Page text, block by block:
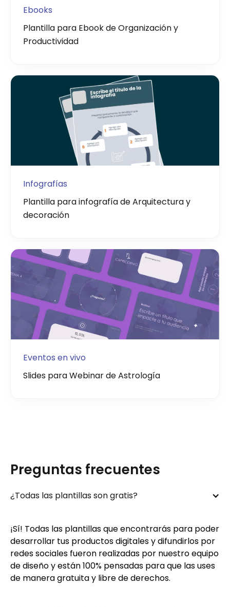
Ebooks
Plantilla para Ebook de Organización y
Productividad
Infografías
Plantilla para infografía de Arquitectura y
decoración
Eventos en vivo
Slides para Webinar de Astrología
Preguntas frecuentes
¿Todas las plantillas son gratis?
¡Sí! Todas las plantillas que encontrarás para poder
desarrollar tus productos digitales y difundirlos por
redes sociales fueron realizadas por nuestro equipo
de diseño y están 100% pensadas para que las uses
de manera gratuita y libre de derechos.